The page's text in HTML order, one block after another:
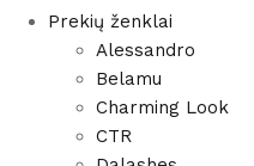
Prekių ženklai
Alessandro
Belamu
Charming Look
CTR